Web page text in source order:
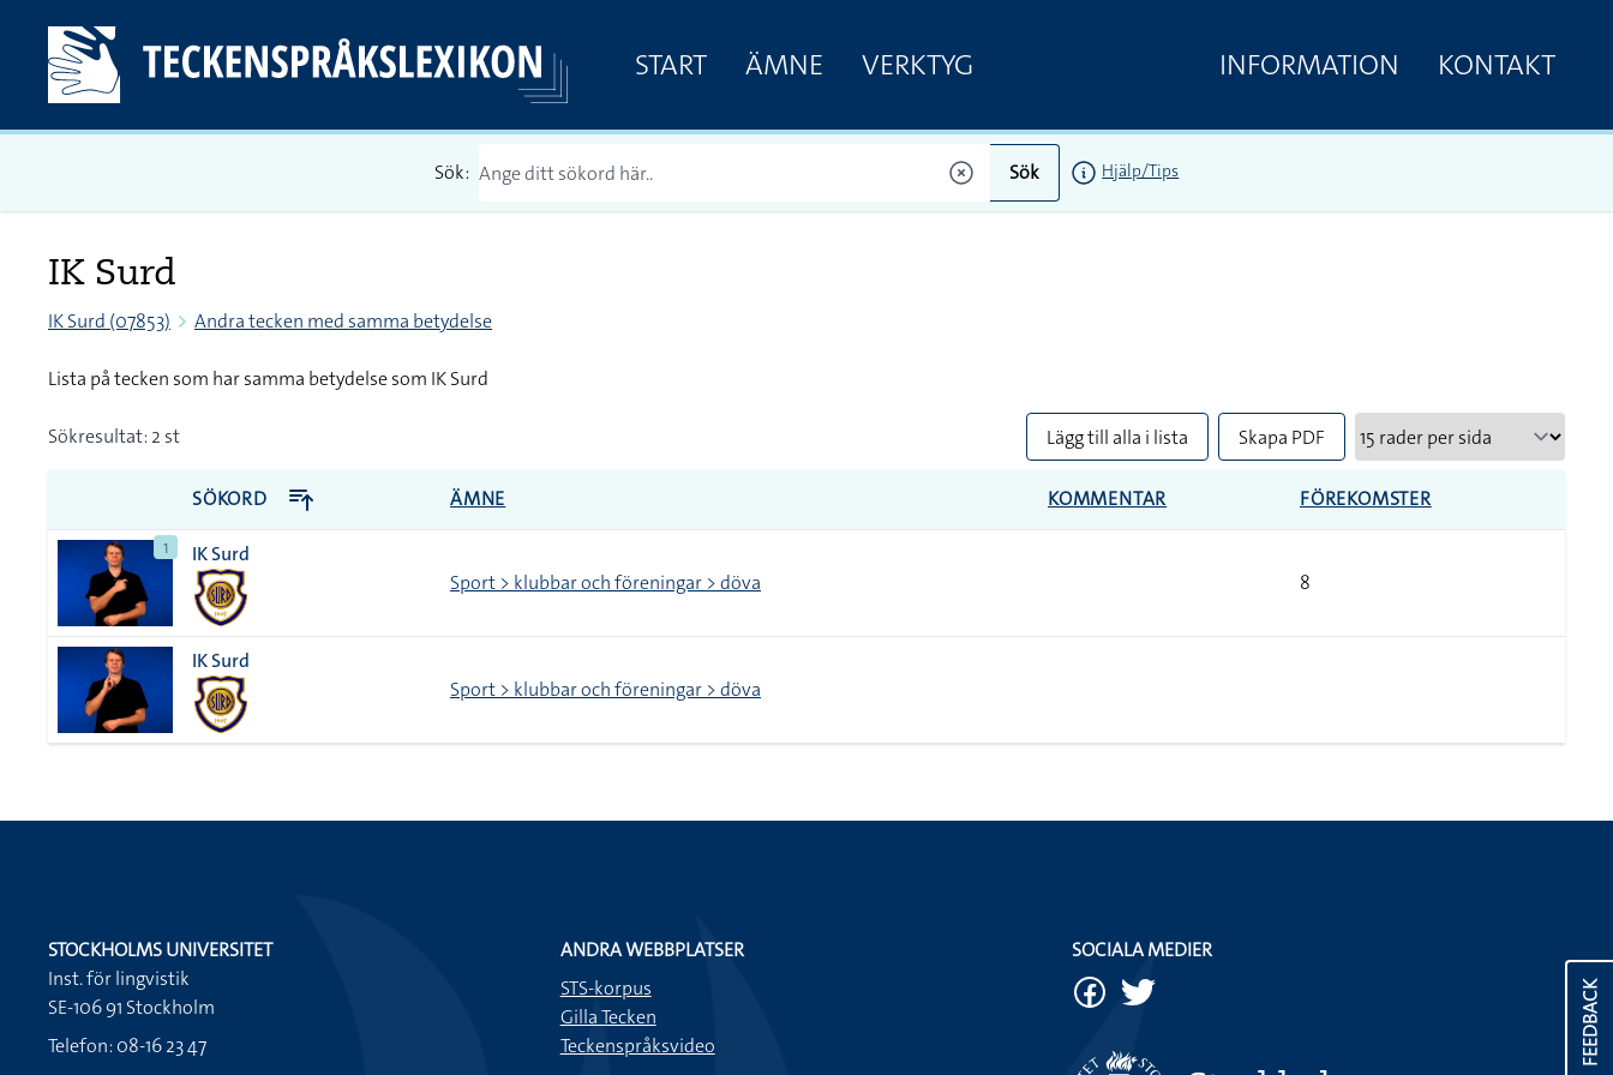
START ÄMNE VERKTYG INFORMATION KONTAKT
Sök: Sök Hjälp/Tips
IK Surd
IK Surd (07853) Andra tecken med samma betydelse
Lista på tecken som har samma betydelse som IK Surd
Sökresultat: 2 st Lägg till alla i lista Skapa PDF
SÖKORD ÄMNE KOMMENTAR FÖREKOMSTER
1
IK Surd
Sport > klubbar och föreningar > döva
8
IK Surd
Sport > klubbar och föreningar > döva
FEEDBACK
STOCKHOLMS UNIVERSITET
Inst. för lingvistik
SE-106 91 Stockholm
Telefon: 08-16 23 47
ANDRA WEBBPLATSER
STS-korpus
Gilla Tecken
Teckenspråksvideo
SOCIALA MEDIER